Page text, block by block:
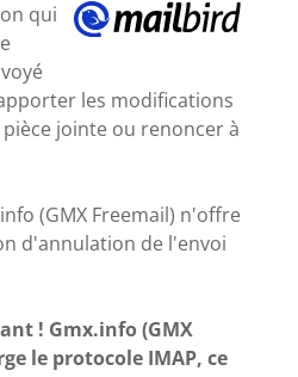
qui
les modifications
jointe ou renoncer à
(GMX Freemail) n'offre
d'annulation de l'envoi
! Gmx.info (GMX
le protocole IMAP, ce